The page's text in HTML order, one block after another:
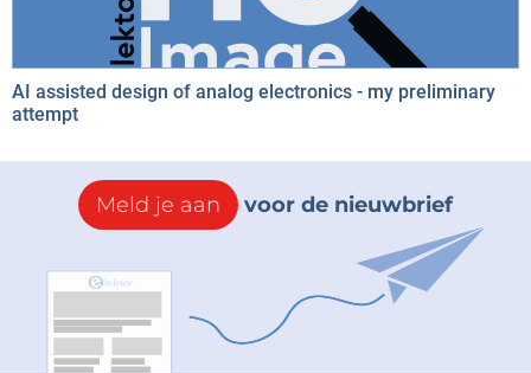
AI assisted design of analog electronics - my preliminary
attempt
Meld je aan voor de nieuwbrief